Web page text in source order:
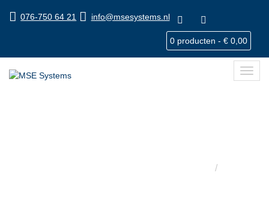
076-750 64 21 info@msesystems.nl
0 producten - € 0,00